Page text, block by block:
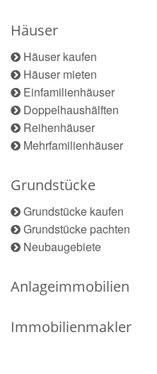
Häuser
Häuser kaufen
Häuser mieten
Einfamilienhäuser
Doppelhaushälften
Reihenhäuser
Mehrfamilienhäuser
Grundstücke
Grundstücke kaufen
Grundstücke pachten
Neubaugebiete
Anlageimmobilien
Immobilienmakler